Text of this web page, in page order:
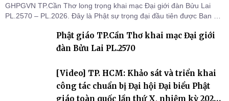
GHPGVN TP.Cần Thơ long trọng khai mạc Đại giới đàn Bửu Lai
PL.2570 – PL.2026. Đây là Phật sự trọng đại đầu tiên được Ban Trị
thứ I, thể hiện sự quan tâm đối với công tác truyền giới, đào tạo
Tăng tài và tiếp nối mạng mạch Tăng-g
Phật giáo TP.Cần Thơ khai mạc Đại giới
đàn Bửu Lai PL.2570
[Video] TP. HCM: Khảo sát và triển khai
công tác chuẩn bị Đại hội Đại biểu Phật
giáo toàn quốc lần thứ X, nhiệm kỳ 2026-